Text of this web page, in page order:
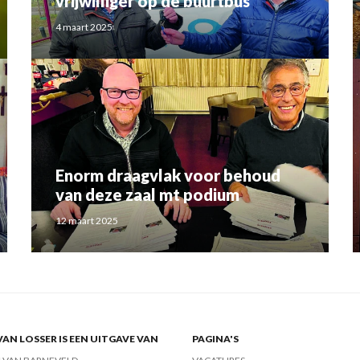
4 maart 2025
Enorm draagvlak voor behoud
van deze zaal mt podium
12 maart 2025
LOSSER IS EEN UITGAVE VAN
PAGINA'S